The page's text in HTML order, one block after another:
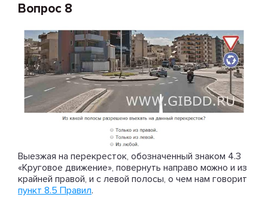
Вопрос 8
Выезжая на перекресток, обозначенный знаком 4.3
«Круговое движение», повернуть направо можно и из
крайней правой, и с левой полосы, о чем нам говорит
пункт 8.5 Правил.